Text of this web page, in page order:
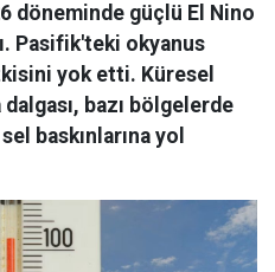
döneminde güçlü El Nino
Pasifik'teki okyanus
yok etti. Küresel
bazı bölgelerde
baskınlarına yol